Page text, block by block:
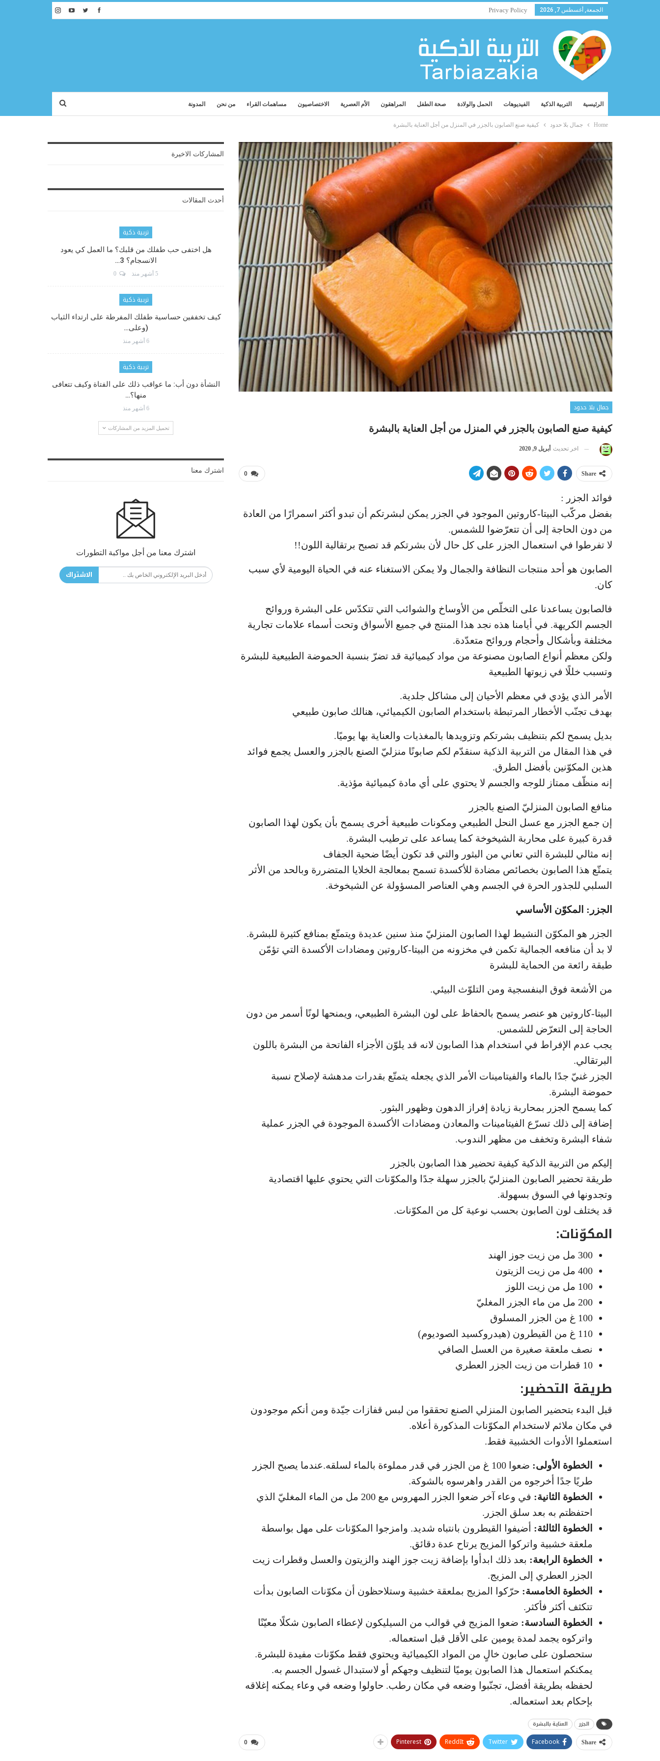
الجمعة, أغسطس 7, 2026 Privacy Policy
الرئيسية التربية الذكية الفيديوهات الحمل والولادة صحة الطفل المراهقون الأم العصرية الاختصاصيون مساهمات القراء من نحن المدونة
Home جمال بلا حدود كيفية صنع الصابون بالجزر في المنزل من أجل العناية بالبشرة
جمال بلا حدود
كيفية صنع الصابون بالجزر في المنزل من أجل العناية بالبشرة
اخر تحديث أبريل 9, 2020
0 Share
فوائد الجزر :
بفضل مركّب البيتا-كاروتين الموجود في الجزر يمكن لبشرتكم أن تبدو أكثر اسمرارًا من العادة
من دون الحاجة إلى أن تتعرّضوا للشمس.
لا تفرطوا في استعمال الجزر على كل حال لأن بشرتكم قد تصبح برتقالية اللون!!
الصابون هو أحد منتجات النظافة والجمال ولا يمكن الاستغناء عنه في الحياة اليومية لأي سبب
كان.
فالصابون يساعدنا على التخلّص من الأوساخ والشوائب التي تتكدّس على البشرة وروائح
الجسم الكريهة. في أيامنا هذه نجد هذا المنتج في جميع الأسواق وتحت أسماء علامات تجارية
مختلفة وبأشكال وأحجام وروائح متعدّدة.
ولكن معظم أنواع الصابون مصنوعة من مواد كيميائية قد تضرّ بنسبة الحموضة الطبيعية للبشرة
وتسبب خللًا في زيوتها الطبيعية
الأمر الذي يؤدي في معظم الأحيان إلى مشاكل جلدية.
بهدف تجنّب الأخطار المرتبطة باستخدام الصابون الكيميائي، هنالك صابون طبيعي
بديل يسمح لكم بتنظيف بشرتكم وتزويدها بالمغذيات والعناية بها يوميًا.
في هذا المقال من التربية الذكية سنقدّم لكم صابونًا منزليّ الصنع بالجزر والعسل يجمع فوائد
هذين المكوّنين بأفضل الطرق.
إنه منظّف ممتاز للوجه والجسم لا يحتوي على أي مادة كيميائية مؤذية.
منافع الصابون المنزليّ الصنع بالجزر
إن جمع الجزر مع عسل النحل الطبيعي ومكونات طبيعية أخرى يسمح بأن يكون لهذا الصابون
قدرة كبيرة على محاربة الشيخوخة كما يساعد على ترطيب البشرة.
إنه مثالي للبشرة التي تعاني من البثور والتي قد تكون أيضًا ضحية الجفاف
يتمتّع هذا الصابون بخصائص مضادة للأكسدة تسمح بمعالجة الخلايا المتضررة وبالحد من الأثر
السلبي للجذور الحرة في الجسم وهي العناصر المسؤولة عن الشيخوخة.
الجزر: المكوّن الأساسي
الجزر هو المكوّن النشيط لهذا الصابون المنزليّ منذ سنين عديدة ويتمتّع بمنافع كثيرة للبشرة.
لا بد أن منافعه الجمالية تكمن في مخزونه من البيتا-كاروتين ومضادات الأكسدة التي تؤمّن
طبقة رائعة من الحماية للبشرة
من الأشعة فوق البنفسجية ومن التلوّث البيئي.
البيتا-كاروتين هو عنصر يسمح بالحفاظ على لون البشرة الطبيعي، ويمنحها لونًا أسمر من دون
الحاجة إلى التعرّض للشمس.
يجب عدم الإفراط في استخدام هذا الصابون لانه قد يلوّن الأجزاء الفاتحة من البشرة باللون
البرتقالي.
الجزر غنيّ جدًا بالماء والفيتامينات الأمر الذي يجعله يتمتّع بقدرات مدهشة لإصلاح نسبة
حموضة البشرة.
كما يسمح الجزر بمحاربة زيادة إفراز الدهون وظهور البثور.
إضافة إلى ذلك تسرّع الفيتامينات والمعادن ومضادات الأكسدة الموجودة في الجزر عملية
شفاء البشرة وتخفف من مظهر الندوب.
إليكم من التربية الذكية كيفية تحضير هذا الصابون بالجزر
طريقة تحضير الصابون المنزليّ بالجزر سهلة جدًا والمكوّنات التي يحتوي عليها اقتصادية
وتجدونها في السوق بسهولة.
قد يختلف لون الصابون بحسب نوعية كل من المكوّنات.
المكوّنات:
300 مل من زيت جوز الهند
400 مل من زيت الزيتون
100 مل من زيت اللوز
200 مل من ماء الجزر المغليّ
100 غ من الجزر المسلوق
110 غ من القيطرون (هيدروكسيد الصوديوم)
نصف ملعقة صغيرة من العسل الصافي
10 قطرات من زيت الجزر العطري
طريقة التحضير:
قبل البدء بتحضير الصابون المنزلي الصنع تحققوا من لبس قفازات جيّدة ومن أنكم موجودون
في مكان ملائم لاستخدام المكوّنات المذكورة أعلاه.
استعملوا الأدوات الخشبية فقط.
الخطوة الأولى:
ضعوا 100 غ من الجزر في قدر مملوءة بالماء لسلقه.عندما يصبح الجزر
طريًا جدًا أخرجوه من القدر واهرسوه بالشوكة.
الخطوة الثانية:
في وعاء آخر ضعوا الجزر المهروس مع 200 مل من الماء المغليّ الذي
احتفظتم به بعد سلق الجزر.
الخطوة الثالثة: أضيفوا القيطرون بانتباه شديد. وامزجوا المكوّنات على مهل بواسطة
ملعقة خشبية واتركوا المزيج يرتاح عدة دقائق.
الخطوة الرابعة: بعد ذلك ابدأوا بإضافة زيت جوز الهند والزيتون والعسل وقطرات زيت
الجزر العطري إلى المزيج.
الخطوة الخامسة: حرّكوا المزيج بملعقة خشبية وستلاحظون أن مكوّنات الصابون بدأت
تتكثف أكثر فأكثر.
الخطوة السادسة: ضعوا المزيج في قوالب من السيليكون لإعطاء الصابون شكلًا معيّنًا
واتركوه يجمد لمدة يومين على الأقل قبل استعماله.
ستحصلون على صابون خالٍ من المواد الكيميائية ويحتوي فقط مكوّنات مفيدة للبشرة.
يمكنكم استعمال هذا الصابون يوميًا لتنظيف وجهكم أو لاستبدال غسول الجسم به.
لحفظه بطريقة أفضل، تجنّبوا وضعه في مكان رطب. حاولوا وضعه في وعاء يمكنه إغلاقه
بإحكام بعد استعماله.
الجزر العناية بالبشرة
0 Share
Facebook
Twitter
ReddIt
Pinterest
المشاركات الاخيرة
أحدث المقالات
تربية ذكية
هل اختفى حب طفلك من قلبك؟ ما العمل كي يعود
الانسجام؟ 3…
5 أشهر منذ
تربية ذكية
كيف تخففين حساسية طفلك المفرطة على ارتداء الثياب
(وعلى…
6 أشهر منذ
تربية ذكية
النشأة دون أب: ما عواقب ذلك على الفتاة وكيف تتعافى
منها؟…
6 أشهر منذ
تحميل المزيد من المشاركات
اشترك معنا
اشترك معنا من أجل مواكبة التطورات
الاشتراك